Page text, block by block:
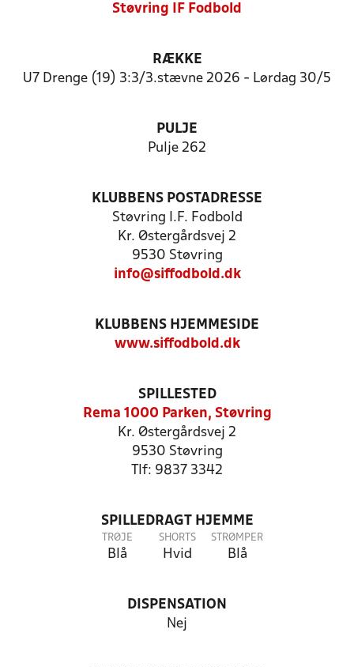
Støvring IF Fodbold
RÆKKE
U7 Drenge (19) 3:3/3.stævne 2026 - Lørdag 30/5
PULJE
Pulje 262
KLUBBENS POSTADRESSE
Støvring I.F. Fodbold
Kr. Østergårdsvej 2
9530 Støvring
info@siffodbold.dk
KLUBBENS HJEMMESIDE
www.siffodbold.dk
SPILLESTED
Rema 1000 Parken, Støvring
Kr. Østergårdsvej 2
9530 Støvring
Tlf: 9837 3342
SPILLEDRAGT HJEMME
TRØJE
Blå
SHORTS
Hvid
STRØMPER
Blå
DISPENSATION
Nej